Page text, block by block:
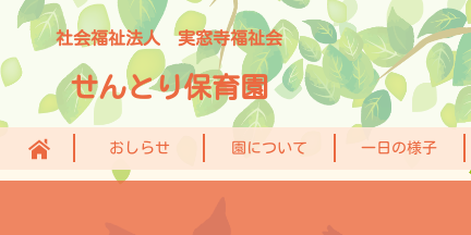
社会福祉法人 実窓寺福祉会
せんとり保育園
おしらせ 園について 一日の様子